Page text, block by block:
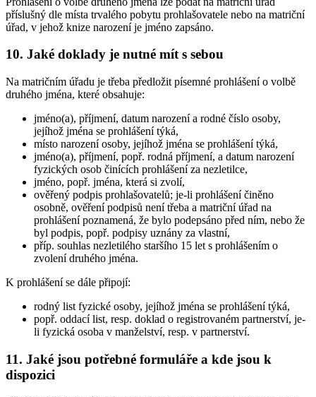
příslušný dle místa trvalého pobytu prohlašovatele nebo na matriční
úřad, v jehož knize narození je jméno zapsáno.
10. Jaké doklady je nutné mít s sebou
Na matričním úřadu je třeba předložit písemné prohlášení o volbě
druhého jména, které obsahuje:
jméno(a), příjmení, datum narození a rodné číslo osoby,
jejíhož jména se prohlášení týká,
místo narození osoby, jejíhož jména se prohlášení týká,
jméno(a), příjmení, popř. rodná příjmení, a datum narození
fyzických osob činících prohlášení za nezletilce,
jméno, popř. jména, která si zvolí,
ověřený podpis prohlašovatelů; je-li prohlášení činěno
osobně, ověření podpisů není třeba a matriční úřad na
prohlášení poznamená, že bylo podepsáno před ním, nebo že
byl podpis, popř. podpisy uznány za vlastní,
příp. souhlas nezletilého staršího 15 let s prohlášením o
zvolení druhého jména.
K prohlášení se dále připojí:
rodný list fyzické osoby, jejíhož jména se prohlášení týká,
popř. oddací list, resp. doklad o registrovaném partnerství, je-
li fyzická osoba v manželství, resp. v partnerství.
11. Jaké jsou potřebné formuláře a kde jsou k
dispozici